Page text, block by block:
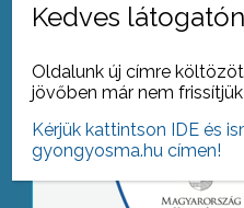
Tovább az
Kedves
Oldalunk új címre
jövőben már nem
Kérjük kattintson IDE és
gyongyosma.hu címen!